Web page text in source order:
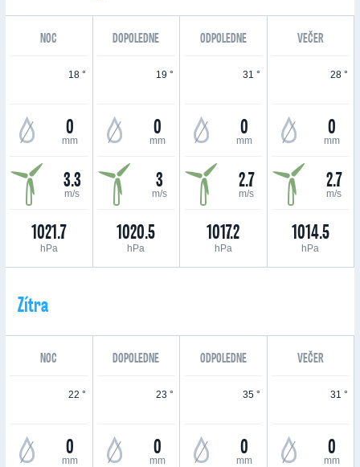
NOC DOPOLEDNE ODPOLEDNE VEČER
18 °
0
mm
3.3
m/s
1021.7
hPa
19 °
0
mm
3
m/s
1020.5
hPa
31 °
0
mm
2.7
m/s
1017.2
hPa
28 °
0
mm
2.7
m/s
1014.5
hPa
Zítra
NOC DOPOLEDNE ODPOLEDNE VEČER
22 °
0
mm
23 °
0
mm
35 °
0
mm
31 °
0
mm